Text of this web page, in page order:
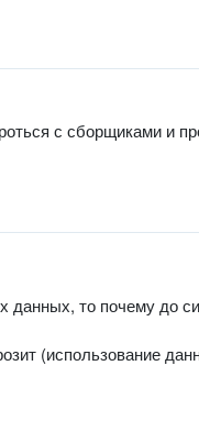
с сборщиками и
данных, то почему до
(использование